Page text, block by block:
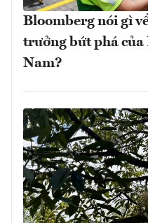
Bloomberg nói gì
trưởng bứt phá
Nam?